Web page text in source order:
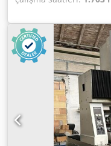
, X ekseni
hareket mesafesi:850
mm, iş parçası ağırlığı
800 l, OPS INGERSOLL
Anpskr imal yılı: 2011
450 mm kontrol: Eagle
adet 3D prob 3D prob
ekseni erowa bağlantı
kumanda chiller
dahil dolap ve içeriği
inceleme için çalışır